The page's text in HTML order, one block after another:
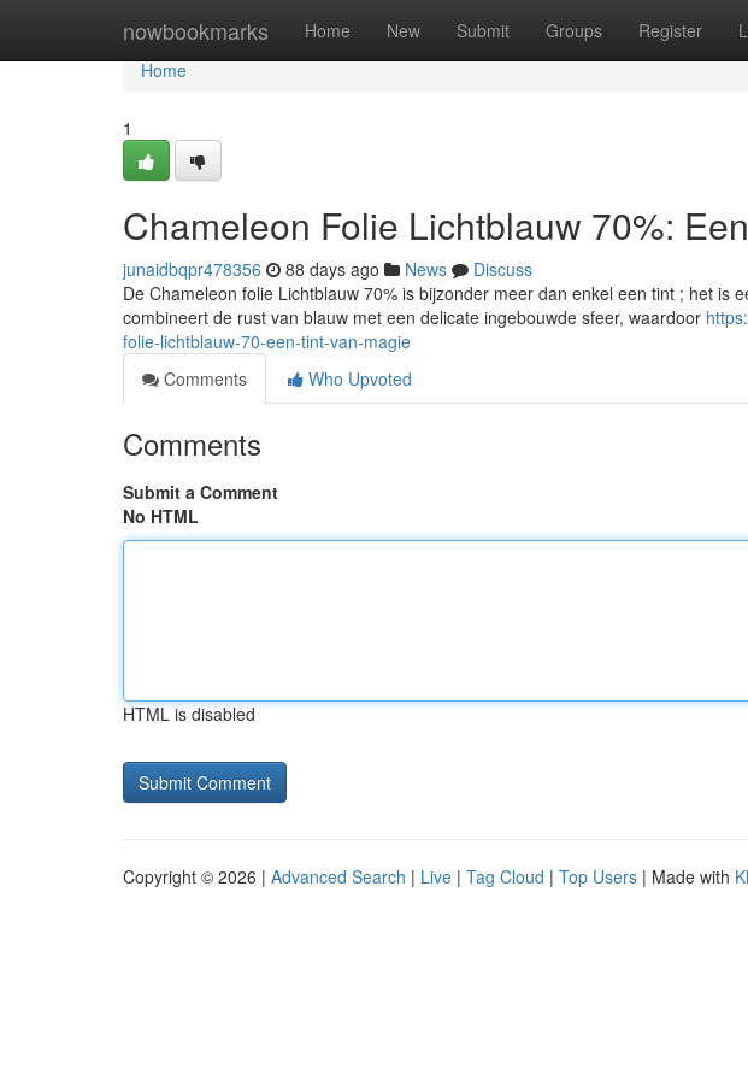
nowbookmarks Home New Submit Groups Register
Home
Home
1
Chameleon Folie Lichtblauw 70%:
junaidbqpr478356 88 days ago News
Discuss
De Chameleon folie Lichtblauw 70% is bijzonder meer dan enkel een tint ; het is
combineert de rust van blauw met een delicate ingebouwde sfeer, waardoor
folie-lichtblauw-70-een-tint-van-magie
Comments
Who Upvoted
Comments
Submit a Comment
No HTML
HTML is disabled
Copyright © 2026 | Advanced Search | Live | Tag Cloud | Top Users | Made with